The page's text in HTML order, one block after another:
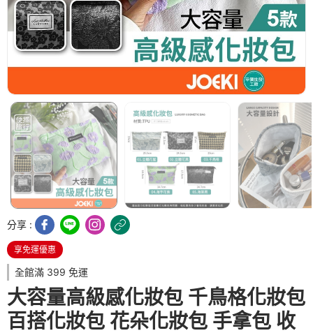
分享 :
享免運優惠
全館滿 399 免運
大容量高級感化妝包 千鳥格化妝包
百搭化妝包 花朵化妝包 手拿包 收